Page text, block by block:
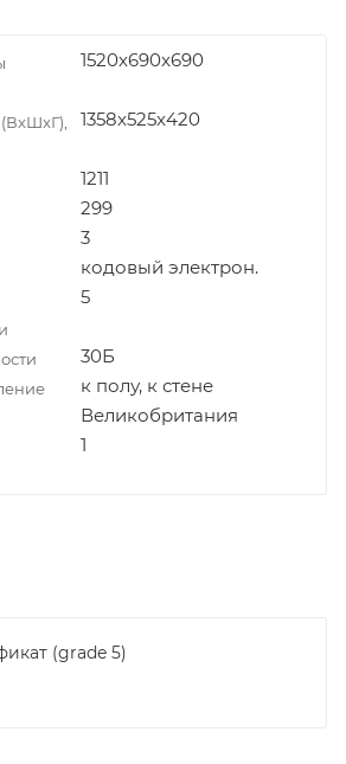
1520x690x690
1358x525x420
1211
299
3
кодовый электрон.
5
30Б
к полу, к стене
Великобритания
1
(grade 5)